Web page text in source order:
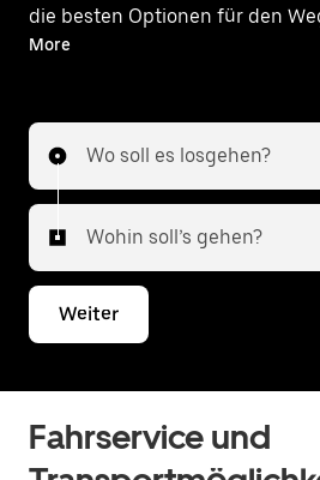
die besten Optionen für den
vom Flughafen.
More
Wo soll es losgehen?
Wohin soll’s gehen?
Weiter
Fahrservice und